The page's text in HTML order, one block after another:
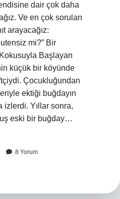
dair çok daha
Ve en çok sorulan
arayacağız:
mi?” Bir
Başlayan
küçük bir köyünde
Çocukluğundan
ektiği buğdayın
izlerdi. Yıllar sonra,
eski bir buğday…
8 Yorum